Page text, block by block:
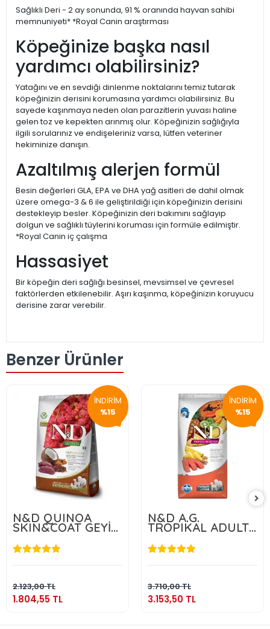
Sağlıklı Deri - 2 ay sonunda, 91 % oranında hayvan sahibi
memnuniyeti* *Royal Canin araştırması
Köpeğinize başka nasıl
yardımcı olabilirsiniz?
Yatağını ve en sevdiği dinlenme noktalarını temiz tutarak
köpeğinizin derisini korumasına yardımcı olabilirsiniz. Bu
sayede kaşınmaya neden olan parazitlerin yuvası haline
gelen toz ve kepekten arınmış olur. Köpeğinizin sağlığıyla
ilgili sorularınız ve endişeleriniz varsa, lütfen veteriner
hekiminize danışın.
Azaltılmış alerjen formül
Besin değerleri GLA, EPA ve DHA yağ asitleri de dahil olmak
üzere omega-3 & 6 ile geliştirildiği için köpeğinizin derisini
destekleyip besler. Köpeğinizin deri bakımını sağlayıp
dolgun ve sağlıklı tüylerini koruması için formüle edilmiştir.
*Royal Canin iç çalışma
Hassasiyet
Bir köpeğin deri sağlığı besinsel, mevsimsel ve çevresel
faktörlerden etkilenebilir. Aşırı kaşınma, köpeğinizin koruyucu
derisine zarar verebilir.
Benzer Ürünler
İNDİRİM
%15
N&D QUINOA
SKIN&COAT GEYİK
2.5 KG
2.123,00 TL
1.804,55 TL
1.804,55 TL
İNDİRİM
%15
N&D A.G.
TROPIKAL ADULT
MEDIUM & MAXI
SALMON 10 KG
3.710,00 TL
3.153,50 TL
3.153,50 TL